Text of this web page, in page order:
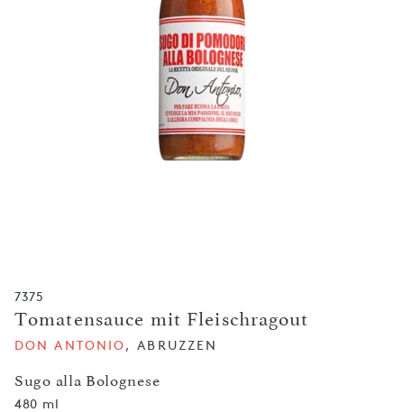
7375
Tomatensauce mit Fleischragout
Sugo alla Bolognese
DON ANTONIO, ABRUZZEN
480 ml